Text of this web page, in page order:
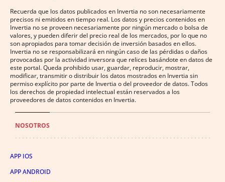
Recuerda que los datos publicados en Invertia no son necesariamente
precisos ni emitidos en tiempo real. Los datos y precios contenidos en
Invertia no se proveen necesariamente por ningún mercado o bolsa de
valores, y pueden diferir del precio real de los mercados, por lo que no
son apropiados para tomar decisión de inversión basados en ellos.
Invertia no se responsabilizará en ningún caso de las pérdidas o daños
provocadas por la actividad inversora que relices basándote en datos de
este portal. Queda prohibido usar, guardar, reproducir, mostrar,
modificar, transmitir o distribuir los datos mostrados en Invertia sin
permiso explícito por parte de Invertia o del proveedor de datos. Todos
los derechos de propiedad intelectual están reservados a los
proveedores de datos contenidos en Invertia.
NOSOTROS
APP IOS
APP ANDROID